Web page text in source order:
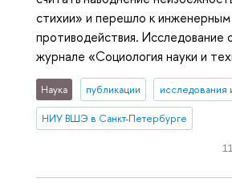
стихии» и перешло к
противодействия. Исследование
журнале «Социология науки и
Наука публикации исследования
НИУ ВШЭ в Санкт-Петербурге